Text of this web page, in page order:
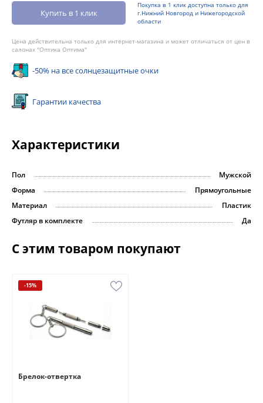
Купить в 1 клик
Покупка в 1 клик доступна только для
г.Нижний Новгород и Нижегородской
области
Цена действительна только для интернет-магазина и может отличаться от цен в
салонах "Оптика Оптима"
-50% на все солнцезащитные очки
Гарантии качества
Характеристики
Пол
Мужской
Форма
Прямоугольные
Материал
Пластик
Футляр в комплекте
Да
С этим товаром покупают
-15%
Брелок-отвертка